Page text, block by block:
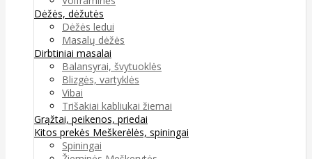
Dėžės, dėžutės
Dėžės ledui
Masalų dėžės
Dirbtiniai masalai
Balansyrai, švytuoklės
Blizgės, vartyklės
Vibai
Trišakiai kabliukai žiemai
Grąžtai, peikenos, priedai
Kitos prekės Meškerėlės, spiningai
Spiningai